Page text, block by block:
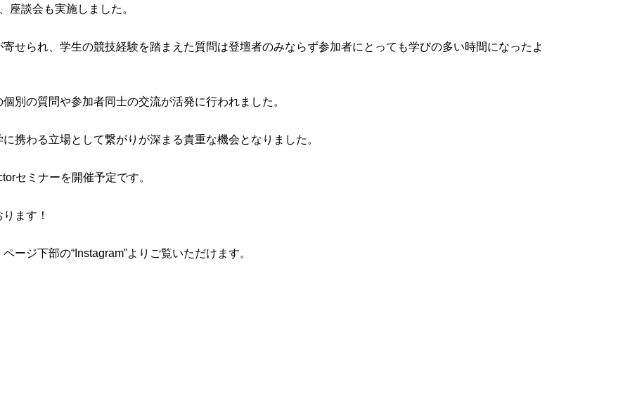
座談会も実施しました。
せられ、学生の競技経験を踏まえた質問は登壇者のみならず参加者にとっても学びの多い時間になったよ
別の質問や参加者同士の交流が活発に行われました。
携わる立場として繋がりが深まる貴重な機会となりました。
セミナーを開催予定です。
ます！
ージ下部の“Instagram”よりご覧いただけます。